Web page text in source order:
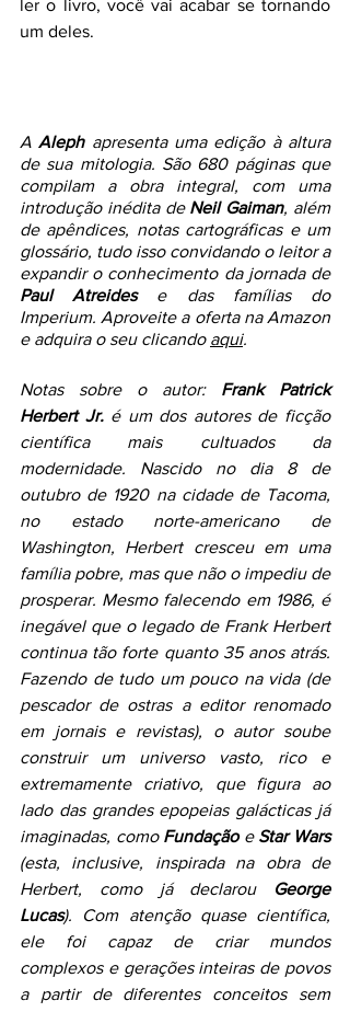
ler o livro, você vai acabar se tornando
um deles.
A Aleph apresenta uma edição à altura
de sua mitologia. São 680 páginas que
compilam a obra integral, com uma
introdução inédita de Neil Gaiman, além
de apêndices, notas cartográficas e um
glossário, tudo isso convidando o leitor a
expandir o conhecimento da jornada de
Paul Atreides e das famílias do
Imperium. Aproveite a oferta na Amazon
e adquira o seu clicando aqui.
Notas sobre o autor: Frank Patrick
Herbert Jr. é um dos autores de ficção
científica mais cultuados da
modernidade. Nascido no dia 8 de
outubro de 1920 na cidade de Tacoma,
no estado norte-americano de
Washington, Herbert cresceu em uma
família pobre, mas que não o impediu de
prosperar. Mesmo falecendo em 1986, é
inegável que o legado de Frank Herbert
continua tão forte quanto 35 anos atrás.
Fazendo de tudo um pouco na vida (de
pescador de ostras a editor renomado
em jornais e revistas), o autor soube
construir um universo vasto, rico e
extremamente criativo, que figura ao
lado das grandes epopeias galácticas já
imaginadas, como Fundação e Star Wars
(esta, inclusive, inspirada na obra de
Herbert, como já declarou
George
Lucas). Com atenção quase científica,
ele foi capaz de criar mundos
complexos e gerações inteiras de povos
a partir de diferentes conceitos sem